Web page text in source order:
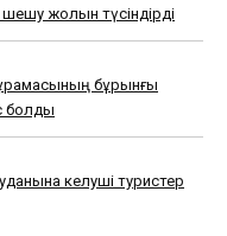
жолын түсіндірді
бұрынғы
болды
келуші туристер